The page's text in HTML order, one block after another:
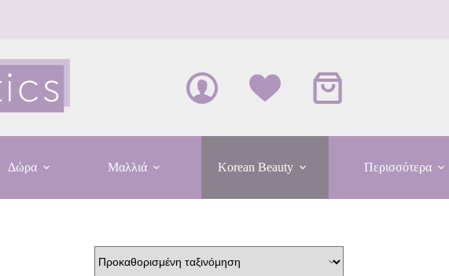
Καλάθι
Αγορών
Δώρα Μαλλιά Korean Beauty Περισσότερα